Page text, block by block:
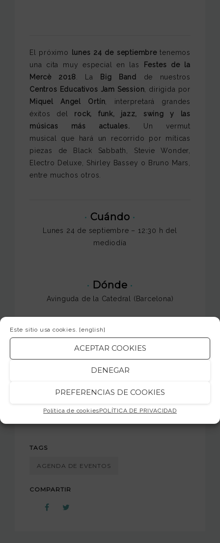
Este sitio usa cookies. [english]
ACEPTAR COOKIES
DENEGAR
PREFERENCIAS DE COOKIES
Política de cookiesPOLÍTICA DE PRIVACIDAD
El próximo lunes 24 de septiembretenemos
una cita muy especial en las
Festes de la
Mercè 2018 . La Big Band
de nuestros
Centros Educativos Jam Session , dirigida por
Miquel Angel Ortín , interpretará grandes
éxitos del rock, funk, jazz, swing y las
músicas más actuales.
Un vermut
musical que hará un recorrido por míticas
piezas de Black Sabbath, Stevie Wonder,
Electro Deluxe, Shirley Bassey o Bruno Mars,
entre muchos otros.
· Cuándo ·
Lunes 24 de septiembre – 12:30 h del
mediodía
· Dónde ·
Avinguda de la Catedral (Barcelona)
·Entrada·
¡Os esperamos!
jamsession.cat
TAGS
AGENDA DE EVENTOS
COMPARTIR